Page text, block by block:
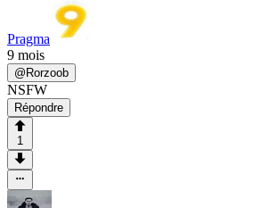
Pragma
9 mois
@Rorzoob
NSFW
Répondre
1